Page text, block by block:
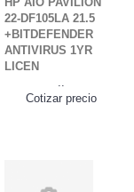
22-DF105LA 21.5
+BITDEFENDER
ANTIVIRUS 1YR
LICEN
..
Cotizar precio